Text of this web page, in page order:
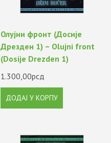
Олујни фронт (Досије
Дрезден 1) – Olujni front
(Dosije Drezden 1)
1.300,00рсд
ДОДАЈ У КОРПУ